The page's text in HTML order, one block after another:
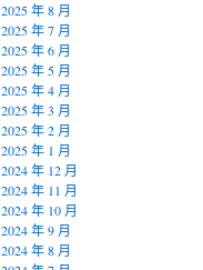
2025 年 8 月
2025 年 7 月
2025 年 6 月
2025 年 5 月
2025 年 4 月
2025 年 3 月
2025 年 2 月
2025 年 1 月
2024 年 12 月
2024 年 11 月
2024 年 10 月
2024 年 9 月
2024 年 8 月